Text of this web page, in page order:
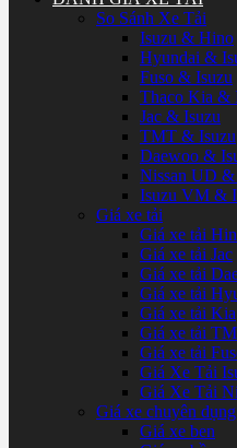
So Sánh Xe Tải
Isuzu & Hino
Hyundai &
Fuso & Isuzu
Thaco Kia &
Jac & Isuzu
TMT & Isuzu
Daewoo &
Nissan UD &
Isuzu VM &
Giá xe tải
Giá xe tải
Giá xe tải Jac
Giá xe tải
Giá xe tải
Giá xe tải Kia
Giá xe tải
Giá xe tải
Giá Xe Tải
Giá Xe Tải
Giá xe chuyên dụng
Giá xe ben